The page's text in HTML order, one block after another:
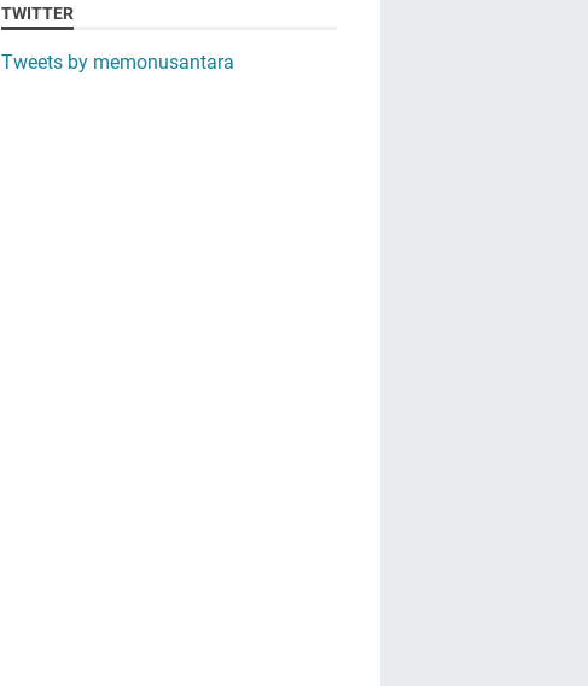
TWITTER
Tweets by memonusantara